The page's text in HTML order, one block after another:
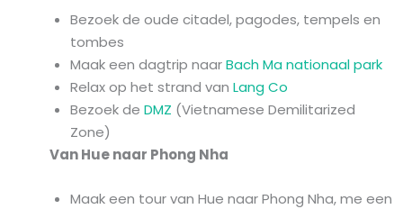
Bezoek de oude citadel, pagodes, tempels en
tombes
Maak een dagtrip naarBach Ma nationaal park
Relax op het strand van Lang Co
Bezoek de DMZ (Vietnamese Demilitarized
Zone)
Van Hue naar Phong Nha
Maak een tour van Hue naar Phong Nha, me een